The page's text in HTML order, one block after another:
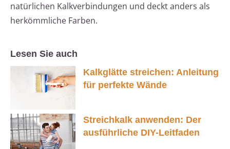
natürlichen Kalkverbindungen und deckt anders als
herkömmliche Farben.
Lesen Sie auch
Kalkglätte streichen: Anleitung
für perfekte Wände
Streichkalk anwenden: Der
ausführliche DIY-Leitfaden